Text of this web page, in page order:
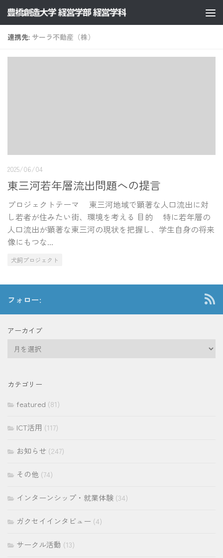
コンテンツへスキップ
連携先: サーラ不動産（株）
2025/06/04
東三河若年層流出問題への提言
プロジェクトテーマ 東三河地域で顕著な人口流出に対
し若者が住みたい街、環境を考える 目的 特に若年層の
人口流出が顕著な東三河の現状を把握し、学生自身の将来
像にもつな...
犬飼プロジェクト
フォロー:
アーカイブ
イ
カテゴリー
featured (81)
ICT活用 (117)
お知らせ (247)
その他 (74)
インターンシップ・就業体験 (34)
ガクセイインタビュー (4)
サークル活動 (13)